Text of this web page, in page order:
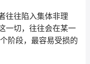
往往陷入集体非理
一切，往往会在某一
阶段，最容易受损的